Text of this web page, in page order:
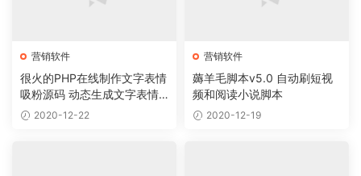
营销软件
很火的PHP在线制作文字表情
吸粉源码 动态生成文字表情
图片源码 在线制作表情包源
2020-12-22
营销软件
薅羊毛脚本v5.0 自动刷短视
频和阅读小说脚本
2020-12-19